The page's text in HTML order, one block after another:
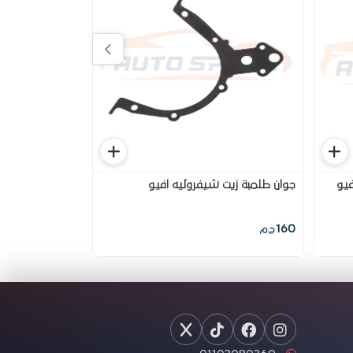
جوان طلمبة زيت شيفروليه افيو
160 ج.م